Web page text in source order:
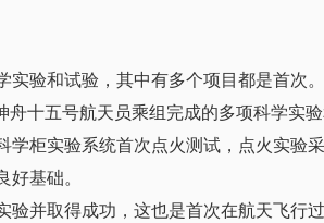
验和试验，其中有多个项目都是首次。
舟十五号航天员乘组完成的多项科学实
学柜实验系统首次点火测试，点火实验
好基础。
并取得成功，这也是首次在航天飞行